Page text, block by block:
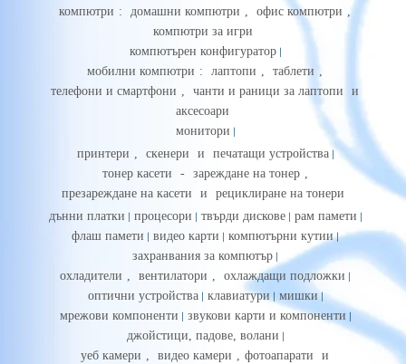
компютри : домашни компютри , офис компютри ,
компютри за игри
компютърен конфигуратор
мобилни компютри : лаптопи , таблети ,
телефони и смартфони , чанти и раници за лаптопи
и
аксесоари
монитори
принтери , скенери и
печатащи устройства
тонер касети
- зареждане на тонер ,
презареждане на касети
и
рециклиране на тонери
дънни платки
процесори твърди дискове
рам памети
флаш памети
видео карти
компютърни кутии
захранвания за компютър
охладители , вентилатори ,
охлаждащи подложки
оптични устройства
клавиатури
мишки
мрежови компоненти
звукови карти и компоненти
джойстици, падове, волани
уеб камери , видео камери , фотоапарати
и